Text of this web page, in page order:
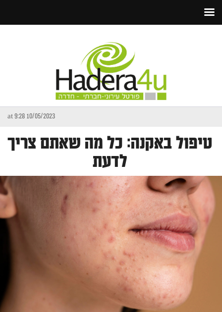
10/05/2023 at 9:28
טיפול באקנה: כל מה שאתם צריך
לדעת